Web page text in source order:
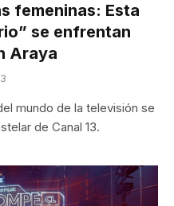
femeninas: Esta
se enfrentan
Araya
mundo de la televisión se
de Canal 13.